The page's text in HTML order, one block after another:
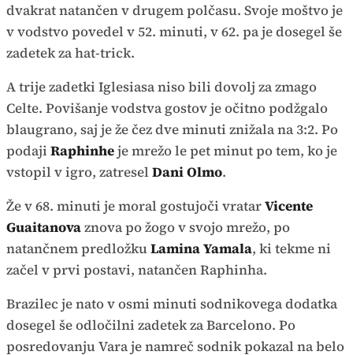
dvakrat natančen v drugem polčasu. Svoje moštvo je
v vodstvo povedel v 52. minuti, v 62. pa je dosegel še
zadetek za hat-trick.
A trije zadetki Iglesiasa niso bili dovolj za zmago
Celte. Povišanje vodstva gostov je očitno podžgalo
blaugrano, saj je že čez dve minuti znižala na 3:2. Po
podaji Raphinheje mrežo le pet minut po tem, ko je
vstopil v igro, zatresel Dani Olmo.
Že v 68. minuti je moral gostujoči vratarVicente
Guaitanovaznova po žogo v svojo mrežo, po
natančnem predložkuLamina Yamala, ki tekme ni
začel v prvi postavi, natančen Raphinha.
Brazilec je nato v osmi minuti sodnikovega dodatka
dosegel še odločilni zadetek za Barcelono. Po
posredovanju Vara je namreč sodnik pokazal na belo